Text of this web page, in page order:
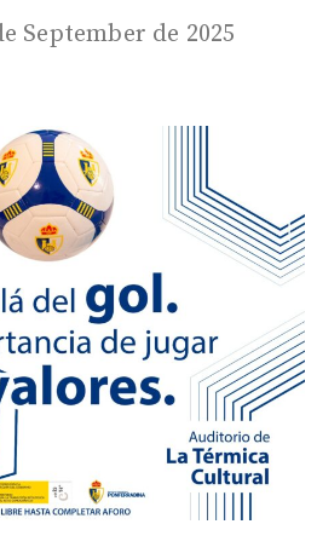
September de 2025